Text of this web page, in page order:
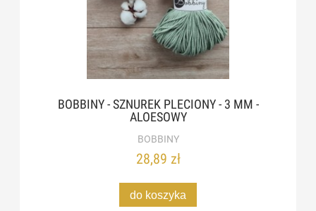
BOBBINY - SZNUREK PLECIONY - 3 MM -
ALOESOWY
BOBBINY
28,89 zł
do koszyka